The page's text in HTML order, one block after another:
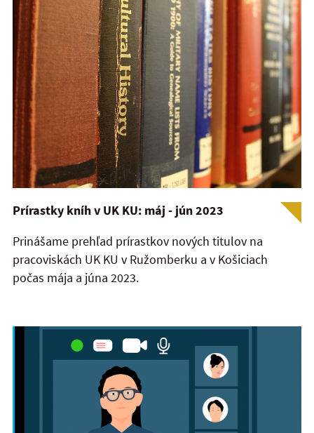
Prírastky kníh v UK KU: máj - jún 2023
Prinášame prehľad prírastkov nových titulov na
pracoviskách UK KU v Ružomberku a v Košiciach
počas mája a júna 2023.